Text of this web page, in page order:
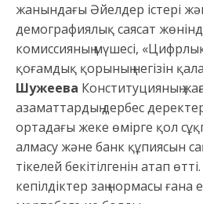
жанындағы Әйелдер істері
демографиялық саясат
комиссияның мүшесі,
қоғамдық қорының негізін
Шужeева Конституцияның
азаматтардың дербес
ортадағы жеке өмірге қол
алмасу және банк құпиясын
тікелей бекітілгенін атап
кепілдіктер заң нормасы